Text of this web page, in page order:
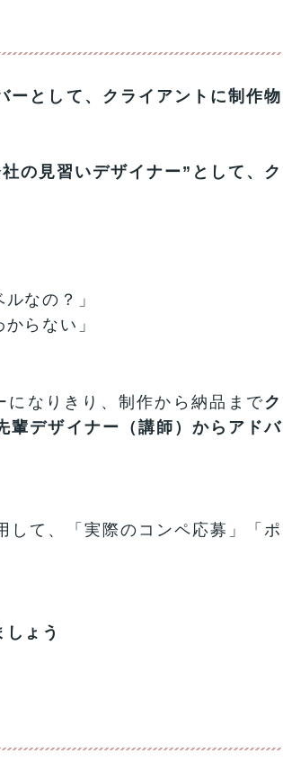
ーとして、クライアントに制作物
の見習いデザイナー”として、ク
なの？」
らない」
なりきり、制作から納品までク
輩デザイナー（講師）からアドバ
して、「実際のコンペ応募」「ポ
ょう